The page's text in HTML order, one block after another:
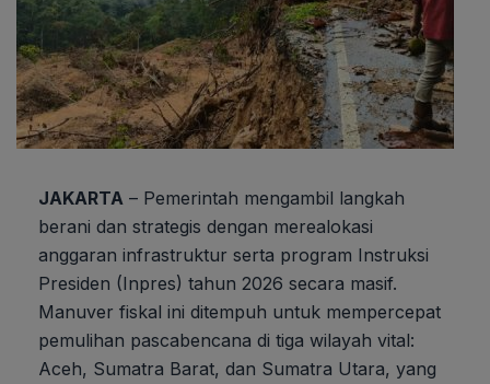
JAKARTA – Pemerintah mengambil langkah
berani dan strategis dengan merealokasi
anggaran infrastruktur serta program Instruksi
Presiden (Inpres) tahun 2026 secara masif.
Manuver fiskal ini ditempuh untuk mempercepat
pemulihan pascabencana di tiga wilayah vital:
Aceh, Sumatra Barat, dan Sumatra Utara, yang